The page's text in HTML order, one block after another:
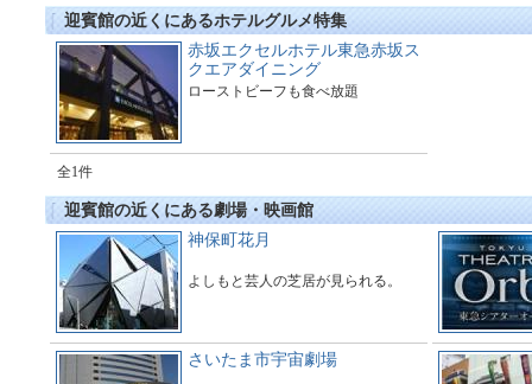
迎賓館の近くにあるホテルグルメ特集
赤坂エクセルホテル東急赤坂ス
クエアダイニング
ローストビーフも食べ放題
全1件
迎賓館の近くにある劇場・映画館
神保町花月
よしもと芸人の芝居が見られる。
さいたま市宇宙劇場